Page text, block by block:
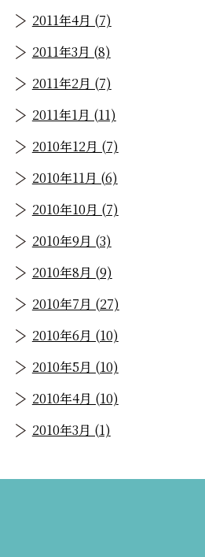
2011年4月 (7)
2011年3月 (8)
2011年2月 (7)
2011年1月 (11)
2010年12月 (7)
2010年11月 (6)
2010年10月 (7)
2010年9月 (3)
2010年8月 (9)
2010年7月 (27)
2010年6月 (10)
2010年5月 (10)
2010年4月 (10)
2010年3月 (1)